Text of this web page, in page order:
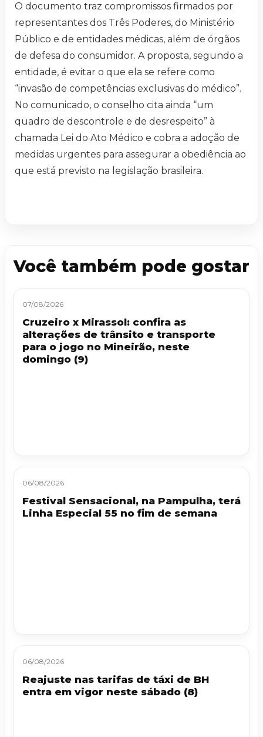
O documento traz compromissos firmados por
representantes dos Três Poderes, do Ministério
Público e de entidades médicas, além de órgãos
de defesa do consumidor. A proposta, segundo a
entidade, é evitar o que ela se refere como
“invasão de competências exclusivas do médico”.
No comunicado, o conselho cita ainda “um
quadro de descontrole e de desrespeito” à
chamada Lei do Ato Médico e cobra a adoção de
medidas urgentes para assegurar a obediência ao
que está previsto na legislação brasileira.
Você também pode gostar
07/08/2026
Cruzeiro x Mirassol: confira as
alterações de trânsito e transporte
para o jogo no Mineirão, neste
domingo (9)
06/08/2026
Festival Sensacional, na Pampulha, terá
Linha Especial 55 no fim de semana
06/08/2026
Reajuste nas tarifas de táxi de BH
entra em vigor neste sábado (8)